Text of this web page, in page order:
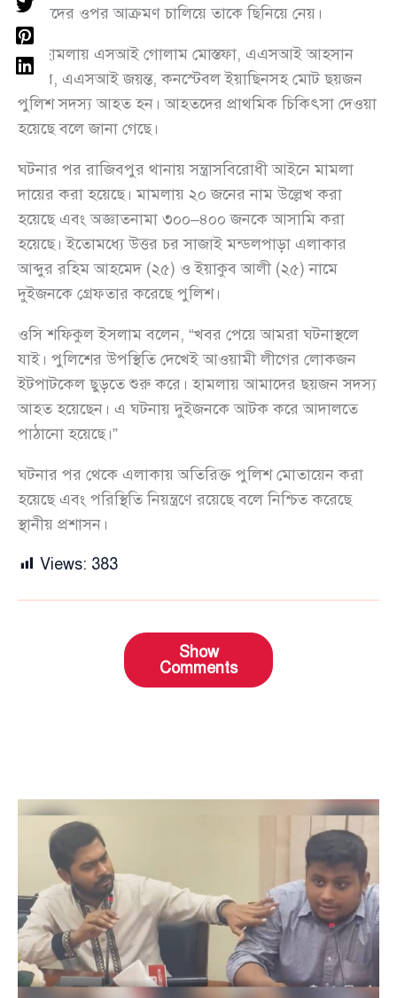
সদস্যদের ওপর আক্রমণ চালিয়ে তাকে ছিনিয়ে নেয়।
এই হামলায় এসআই গোলাম মোস্তফা, এএসআই আহসান
হাবিব, এএসআই জয়ন্ত, কনস্টেবল ইয়াছিনসহ মোট ছয়জন
পুলিশ সদস্য আহত হন। আহতদের প্রাথমিক চিকিৎসা দেওয়া
হয়েছে বলে জানা গেছে।
ঘটনার পর রাজিবপুর থানায় সন্ত্রাসবিরোধী আইনে মামলা
দায়ের করা হয়েছে। মামলায় ২০ জনের নাম উল্লেখ করা
হয়েছে এবং অজ্ঞাতনামা ৩০০–৪০০ জনকে আসামি করা
হয়েছে। ইতোমধ্যে উত্তর চর সাজাই মন্ডলপাড়া এলাকার
আব্দুর রহিম আহমেদ (২৫) ও ইয়াকুব আলী (২৫) নামে
দুইজনকে গ্রেফতার করেছে পুলিশ।
ওসি শফিকুল ইসলাম বলেন, “খবর পেয়ে আমরা ঘটনাস্থলে
যাই। পুলিশের উপস্থিতি দেখেই আওয়ামী লীগের লোকজন
ইটপাটকেল ছুড়তে শুরু করে। হামলায় আমাদের ছয়জন সদস্য
আহত হয়েছেন। এ ঘটনায় দুইজনকে আটক করে আদালতে
পাঠানো হয়েছে।”
ঘটনার পর থেকে এলাকায় অতিরিক্ত পুলিশ মোতায়েন করা
হয়েছে এবং পরিস্থিতি নিয়ন্ত্রণে রয়েছে বলে নিশ্চিত করেছে
স্থানীয় প্রশাসন।
Views: 383
Show
Comments